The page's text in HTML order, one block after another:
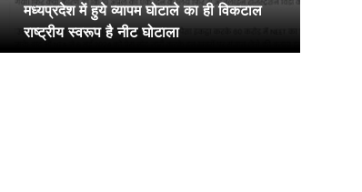
मध्यप्रदेश में हुये व्यापम घोटाले का ही विकटाल
राष्ट्रीय स्वरूप है नीट घोटाला